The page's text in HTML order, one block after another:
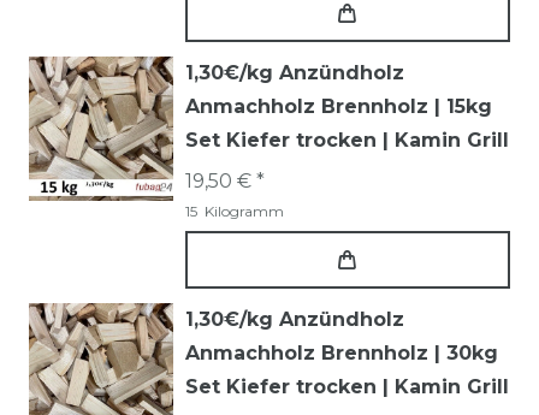
1,30€/kg Anzündholz
Anmachholz Brennholz | 15kg
Set Kiefer trocken | Kamin Grill
19,50 € *
15 Kilogramm
1,30€/kg Anzündholz
Anmachholz Brennholz | 30kg
Set Kiefer trocken | Kamin Grill